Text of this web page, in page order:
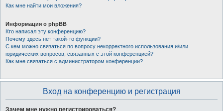
Как мне найти мои вложения?
Информация о phpBB
Кто написал эту конференцию?
Почему здесь нет такой-то функции?
С кем можно связаться по вопросу некорректного использования и/или
юридических вопросов, связанных с этой конференцией?
Как мне связаться с администратором конференции?
Вход на конференцию и регистрация
Зачем мне нужно регистрироваться?